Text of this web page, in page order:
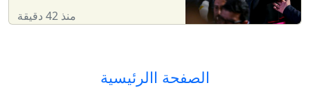
منذ 42 دقيقة
الصفحة االرئيسية